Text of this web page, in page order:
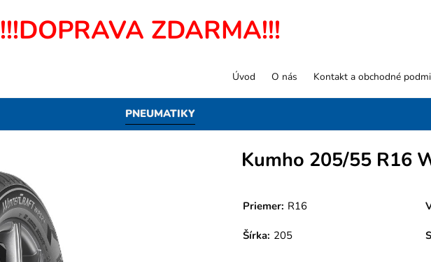
!!!DOPRAVA ZDARMA!!!
PNEUMATIKY
Úvod O nás Kontakt a obchodné
Kumho 205/55 R16
Priemer: R16
Šírka: 205